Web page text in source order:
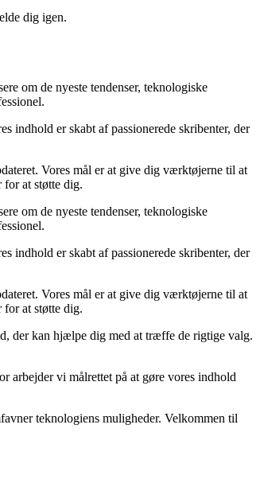
dig igen.
om de nyeste tendenser, teknologiske
indhold er skabt af passionerede skribenter, der
Vores mål er at give dig værktøjerne til at
at støtte dig.
om de nyeste tendenser, teknologiske
indhold er skabt af passionerede skribenter, der
Vores mål er at give dig værktøjerne til at
at støtte dig.
der kan hjælpe dig med at træffe de rigtige valg.
arbejder vi målrettet på at gøre vores indhold
teknologiens muligheder. Velkommen til